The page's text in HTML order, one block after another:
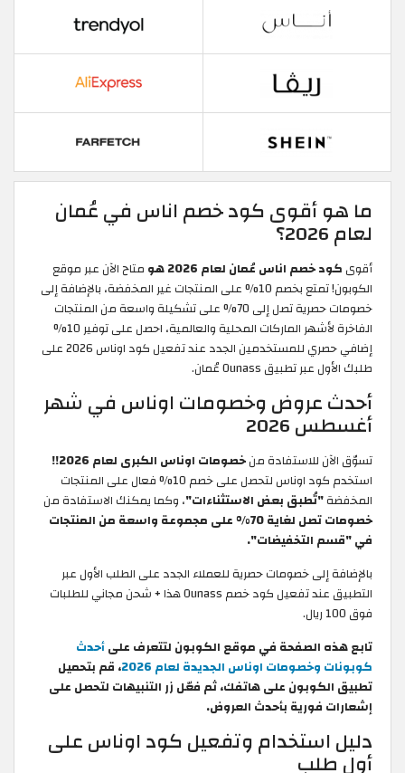
ما هو أقوى كود خصم اناس في عُمان
لعام 2026؟
أقوى كود خصم اناس عُمان لعام 2026 هو
متاح الآن عبر موقع
الكوبون! تمتع بخصم 10% على المنتجات غير المخفضة، بالإضافة إلى
خصومات حصرية تصل إلى 70% على تشكيلة واسعة من المنتجات
الفاخرة لأشهر الماركات المحلية والعالمية، احصل على توفير 10%
إضافي حصري للمستخدمين الجدد عند تفعيل كود اوناس 2026 على
طلبك الأول عبر تطبيق Ounass عُمان.
أحدث عروض وخصومات اوناس في شهر
أغسطس 2026
تسوّق الآن للاستفادة منخصومات اوناس الكبرى لعام 2026!!
استخدم كود اوناس لتحصل على خصم 10% فعال على المنتجات
المخفضة"تُطبق بعض الاستثناءات"، وكما يمكنك الاستفادة من
خصومات تصل لغاية 70% على مجموعة واسعة من المنتجات
في "قسم التخفيضات".
بالإضافة إلى خصومات حصرية للعملاء الجدد على الطلب الأول عبر
التطبيق عند تفعيل كود خصم Ounass هذا + شحن مجاني للطلبات
فوق 100 ريال.
تابع هذه الصفحة في موقع الكوبون لتتعرف علىأحدث
كوبونات وخصومات اوناس الجديدة لعام 2026
، قم بتحميل
تطبيق الكوبون على هاتفك، ثم فعّل زر التنبيهات لتحصل على
إشعارات فورية بأحدث العروض.
دليل استخدام وتفعيل كود اوناس على
أول طلب